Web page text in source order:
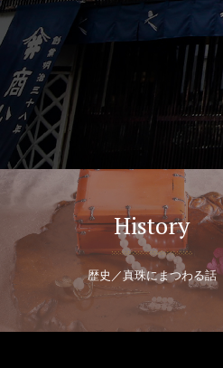
History
歴史／真珠にまつわる話